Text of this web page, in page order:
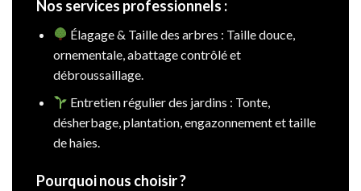
Nos services professionnels :
Élagage & Taille des arbres : Taille douce,
ornementale, abattage contrôlé et
débroussaillage.
Entretien régulier des jardins : Tonte,
désherbage, plantation, engazonnement et taille
de haies.
Pourquoi nous choisir ?